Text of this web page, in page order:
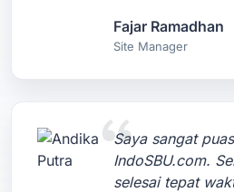
Fajar Ramadhan
Site Manager
Saya sangat
IndoSBU.com.
selesai tepat